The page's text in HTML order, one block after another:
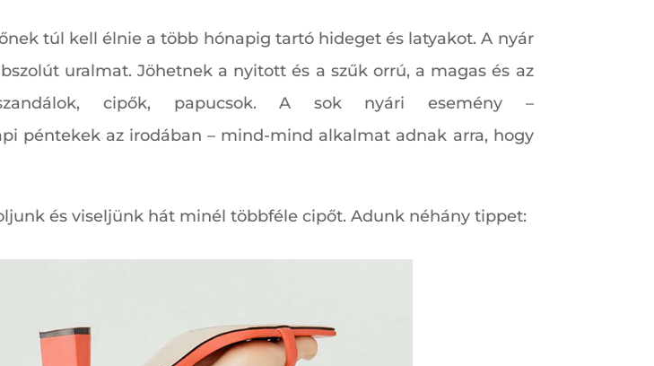
túl kell élnie a több hónapig tartó hideget és latyakot. A nyár
uralmat. Jöhetnek a nyitott és a szűk orrú, a magas és az
cipők, papucsok. A sok nyári esemény –
péntekek az irodában – mind-mind alkalmat adnak arra, hogy
és viseljünk hát minél többféle cipőt. Adunk néhány tippet: